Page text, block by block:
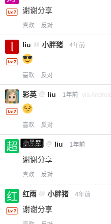
谢谢分享
喜欢 反对
liu @ 小胖猪 4年前
喜欢 反对
彩英 @ liu 1年前 via Android
喜欢 反对
小黑屋
超凶的 @ liu 1年前
谢谢分享
喜欢 反对
红雨 @ 小胖猪 4年前
谢谢分享